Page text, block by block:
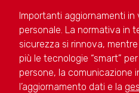
Importanti aggiornamenti in
personale. La normativa in
sicurezza si rinnova,
più le tecnologie “smart”
persone, la comunicazione
l’aggiornamento dati e la